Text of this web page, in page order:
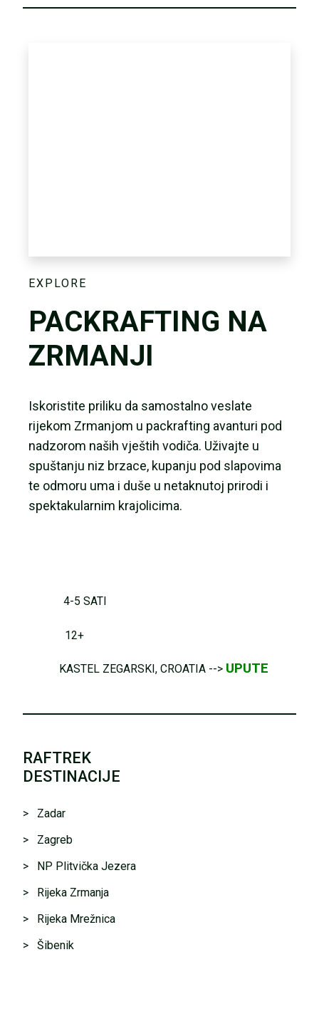
EXPLORE
PACKRAFTING NA
ZRMANJI
Iskoristite priliku da samostalno veslate
rijekom Zrmanjom u packrafting avanturi pod
nadzorom naših vještih vodiča. Uživajte u
spuštanju niz brzace, kupanju pod slapovima
te odmoru uma i duše u netaknutoj prirodi i
spektakularnim krajolicima.
4-5 SATI
12+
KASTEL ZEGARSKI, CROATIA --> UPUTE
RAFTREK
DESTINACIJE
> Zadar
> Zagreb
> NP Plitvička Jezera
> Rijeka Zrmanja
> Rijeka Mrežnica
> Šibenik